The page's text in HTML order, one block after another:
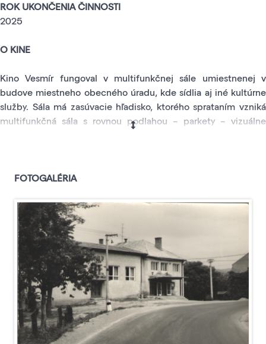
ROK UKONČENIA ČINNOSTI
2025
O KINE
Kino Vesmír fungoval v multifunkčnej sále umiestnenej v
budove miestneho obecného úradu, kde sídlia aj iné kultúrne
služby. Sála má zasúvacie hľadisko, ktorého sprataním vzniká
multifunkčná sála s rovnou podlahou – parkety – vizuálne
kabína zostala do dnešných dní zachovaná, ale či sa tu
Do roku 1983 v obci fungoval samostatný kultúrny dom,
ktorého fotografiu uverejňujeme, Nejedná sa o foto súčasnej
sály. Jej súčasné fotografie, nájdete na stránkach obce.
FOTOGALÉRIA